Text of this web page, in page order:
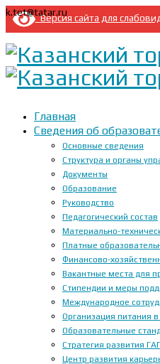
Версия сайта для
k.tet@tatar.ru
Главная
Сведения об
Основные сведения
Структура и органы
Документы
Образование
Руководство
Педагогический состав
Материально-
Платные
Финансово-
Вакантные места для
Стипендии и меры
Международное
Организация питания
Образовательные
Стратегия развития
Центр развития